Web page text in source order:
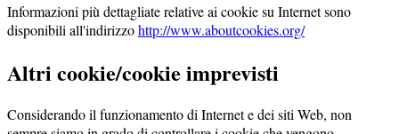
Informazioni più dettagliate relative ai cookie su Internet sono
disponibili all'indirizzohttp://www.aboutcookies.org/
Altri cookie/cookie imprevisti
Considerando il funzionamento di Internet e dei siti Web, non